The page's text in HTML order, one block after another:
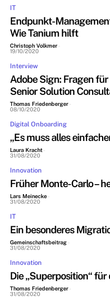
IT
Endpunkt-
Wie Tanium hilft
Christoph Volkmer -
19/10/2020
Interview
Adobe Sign: Fragen
Senior Solution
Thomas Friedenberger -
08/10/2020
Digital Onboarding
„Es muss alles
Laura Kracht -
31/08/2020
Innovation
Früher Monte-Carlo –
Lars Meinecke -
31/08/2020
IT
Ein besonderes
Gemeinschaftsbeitrag -
31/08/2020
Innovation
Die „Superposition“ für
Thomas Friedenberger -
31/08/2020